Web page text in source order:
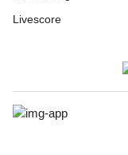
Livescore